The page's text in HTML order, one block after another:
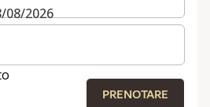
08/2026
di camere e di ospiti per il
PRENOTARE